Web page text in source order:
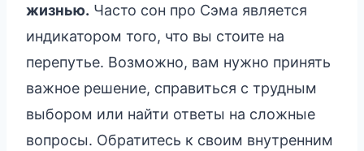
жизнью. Часто сон про Сэма является
индикатором того, что вы стоите на
перепутье. Возможно, вам нужно принять
важное решение, справиться с трудным
выбором или найти ответы на сложные
вопросы. Обратитесь к своим внутренним